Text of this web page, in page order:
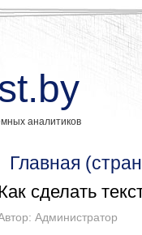
аналитиков
Главная
сделать
Администратор